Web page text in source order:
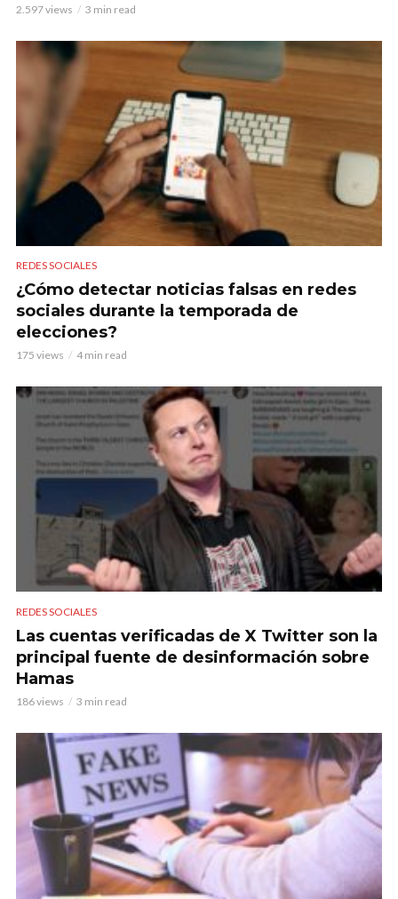
2.597 views 3 min read
REDES SOCIALES
¿Cómo detectar noticias falsas en redes
sociales durante la temporada de
elecciones?
175 views 4 min read
REDES SOCIALES
Las cuentas verificadas de X Twitter son la
principal fuente de desinformación sobre
Hamas
186 views 3 min read